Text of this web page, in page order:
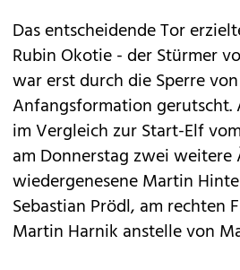
Das entscheidende Tor
Rubin Okotie - der Stürmer
war erst durch die Sperre
Anfangsformation gerutscht.
im Vergleich zur Start-Elf
am Donnerstag zwei weitere
wiedergenesene Martin
Sebastian Prödl, am rechten
Martin Harnik anstelle von